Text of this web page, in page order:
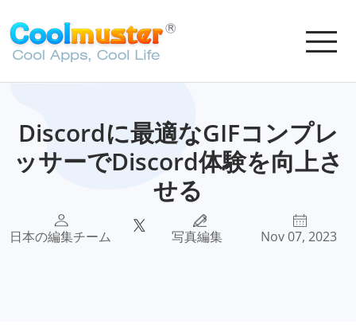
Discordに最適なGIFコンプレ
ッサーでDiscord体験を向上さ
せる
日本の編集チーム 写真編集 Nov 07, 2023